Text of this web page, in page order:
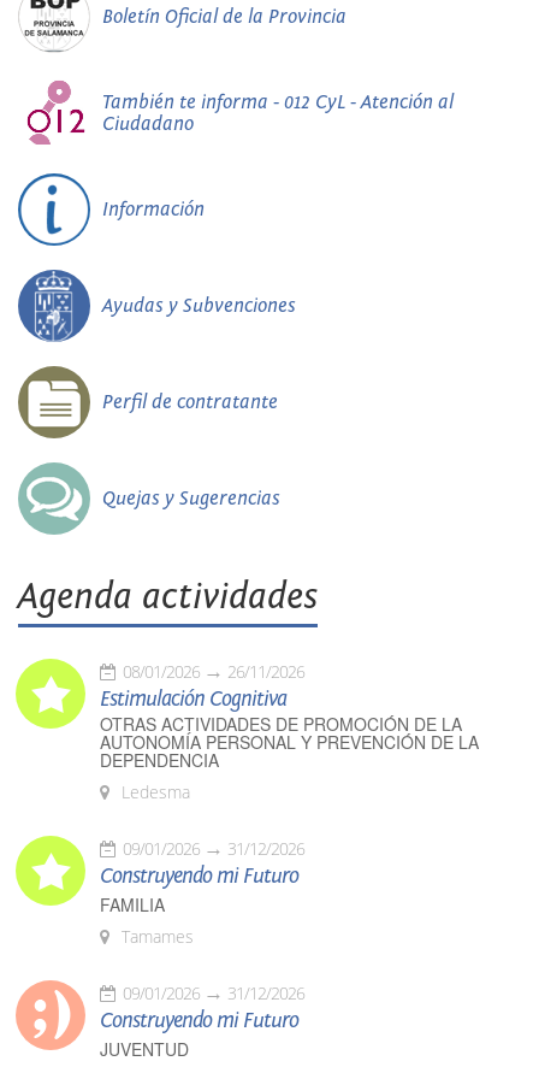
Boletín Oficial de la Provincia
También te informa - 012 CyL - Atención al
Ciudadano
Información
Ayudas y Subvenciones
Perfil de contratante
Quejas y Sugerencias
Agenda actividades
08/01/2026 26/11/2026
Estimulación Cognitiva
OTRAS ACTIVIDADES DE PROMOCIÓN DE LA
AUTONOMÍA PERSONAL Y PREVENCIÓN DE LA
DEPENDENCIA
Ledesma
09/01/2026 31/12/2026
Construyendo mi Futuro
FAMILIA
Tamames
09/01/2026 31/12/2026
Construyendo mi Futuro
JUVENTUD